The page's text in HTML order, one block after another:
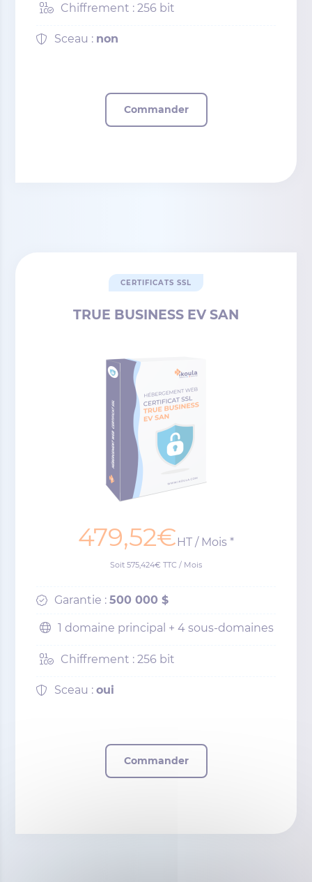
Chiffrement : 256 bit
Sceau : non
Commander
CERTIFICATS SSL
TRUE BUSINESS EV SAN
479,52€ HT / Mois *
Soit 575,424€ TTC / Mois
Garantie :500 000 $
1 domaine principal + 4 sous-domaines
Chiffrement : 256 bit
Sceau :oui
Commander